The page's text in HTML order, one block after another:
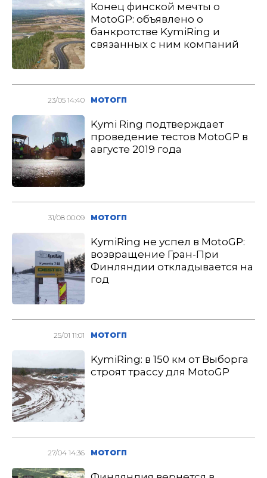
Конец финской мечты о
MotoGP: объявлено о
банкротстве KymiRing и
связанных с ним компаний
23/05 14:40 МОТОГП
Kymi Ring подтверждает
проведение тестов MotoGP в
августе 2019 года
31/08 00:09 МОТОГП
KymiRing не успел в MotoGP:
возвращение Гран-При
Финляндии откладывается на
год
25/01 11:01 МОТОГП
KymiRing: в 150 км от Выборга
строят трассу для MotoGP
27/04 14:36 МОТОГП